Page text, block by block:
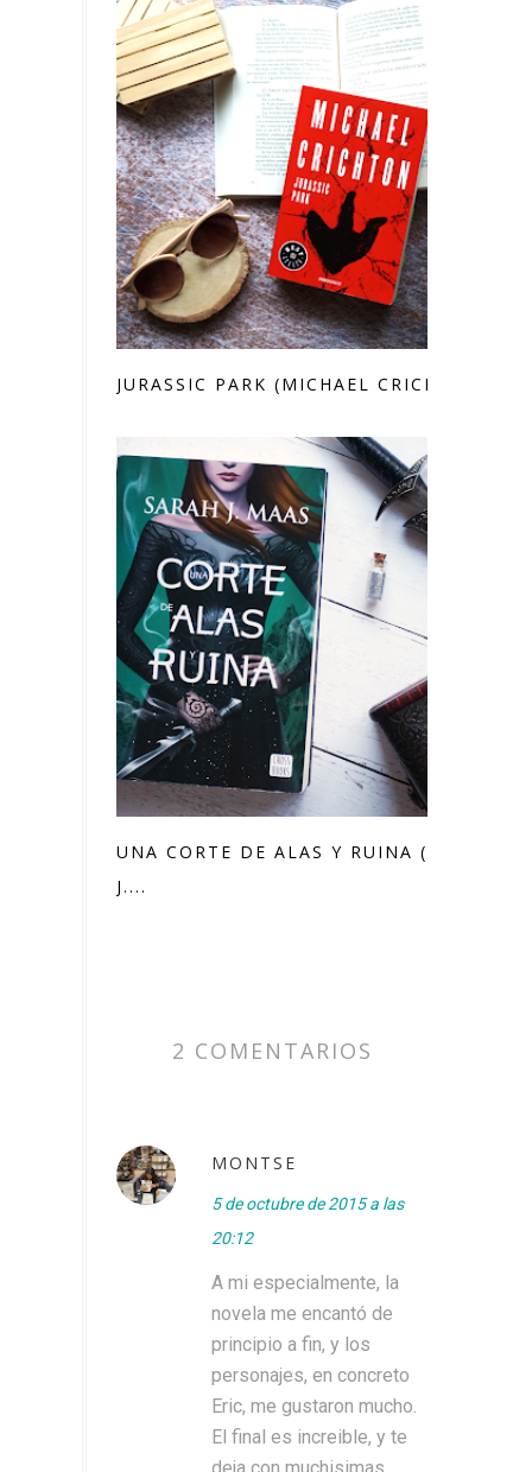
JURASSIC PARK (MICHAEL CRICHTON)
UNA CORTE DE ALAS Y RUINA (SARAH
J....
2 COMENTARIOS
MONTSE
5 de octubre de 2015 a las
20:12
A mi especialmente, la
novela me encantó de
principio a fin, y los
personajes, en concreto
Eric, me gustaron mucho.
El final es increible, y te